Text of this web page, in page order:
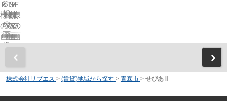
株式会社リブエス > (賃貸)地域から探す > 青森市 > せぴあⅡ